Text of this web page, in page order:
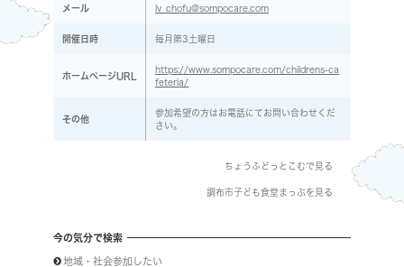
メール lv_chofu@sompocare.com
開催日時 毎月第3土曜日
ホームページURL
https://www.sompocare.com/childrens-ca
feteria/
その他
参加希望の方はお電話にてお問い合わせくだ
さい。
ちょうふどっとこむで見る
調布市子ども食堂まっぷを見る
今の気分で検索
地域・社会参加したい